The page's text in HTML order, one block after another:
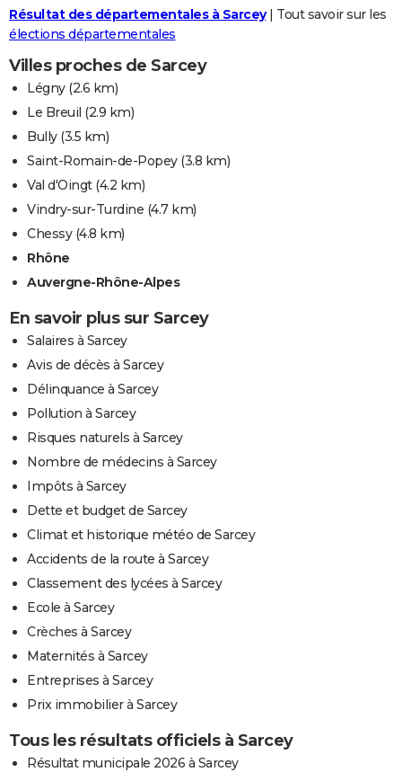
Résultat des départementales à Sarcey| Tout savoir sur les
élections départementales
Villes proches de Sarcey
Légny(2.6 km)
Le Breuil (2.9 km)
Bully(3.5 km)
Saint-Romain-de-Popey(3.8 km)
Val d'Oingt(4.2 km)
Vindry-sur-Turdine (4.7 km)
Chessy(4.8 km)
Rhône
Auvergne-Rhône-Alpes
En savoir plus sur Sarcey
Salaires à Sarcey
Avis de décès à Sarcey
Délinquance à Sarcey
Pollution à Sarcey
Risques naturels à Sarcey
Nombre de médecins à Sarcey
Impôts à Sarcey
Dette et budget de Sarcey
Climat et historique météo de Sarcey
Accidents de la route à Sarcey
Classement des lycées à Sarcey
Ecole à Sarcey
Crèches à Sarcey
Maternités à Sarcey
Entreprises à Sarcey
Prix immobilier à Sarcey
Tous les résultats officiels à Sarcey
Résultat municipale 2026 à Sarcey